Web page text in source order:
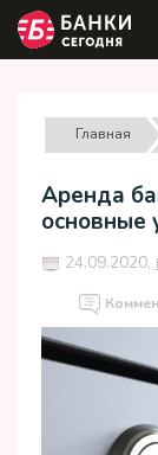
Главная
Аренда
основные
24.09.2020,